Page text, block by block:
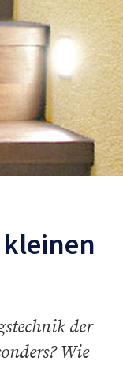
kleinen
der
Wie